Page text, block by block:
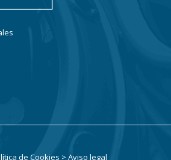
de Cookies > Aviso legal